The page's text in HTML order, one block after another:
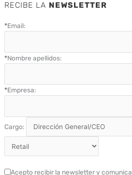
RECIBE LA NEWSLETTER
*Email:
*Nombre apellidos:
*Empresa:
Cargo:
Acepto recibir la newsletter y